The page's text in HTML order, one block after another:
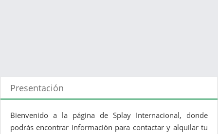
Presentación
Bienvenido a la página de Splay Internacional, donde
podrás encontrar información para contactar y alquilar tu